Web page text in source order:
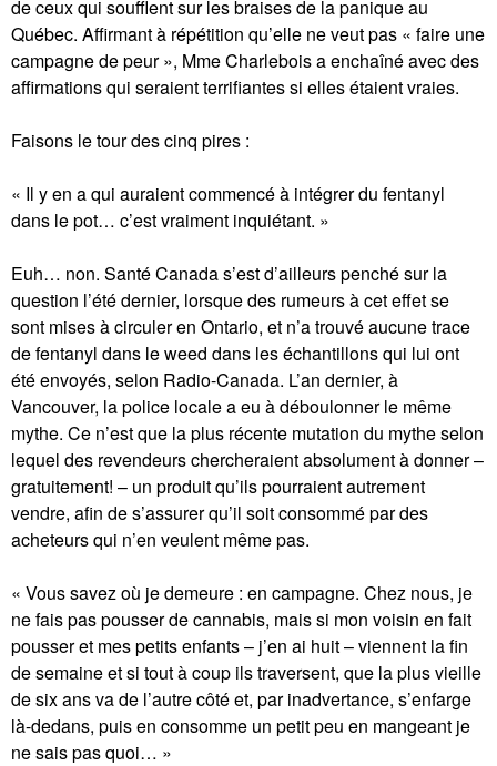
de ceux qui soufflent sur les braises de la panique au
Québec. Affirmant à répétition qu’elle ne veut pas « faire une
campagne de peur », Mme Charlebois a enchaîné avec des
affirmations qui seraient terrifiantes si elles étaient vraies.
Faisons le tour des cinq pires :
« Il y en a qui auraient commencé à intégrer du fentanyl
dans le pot… c’est vraiment inquiétant. »
Euh… non. Santé Canada s’est d’ailleurs penché sur la
question l’été dernier, lorsque des rumeurs à cet effet se
sont mises à circuler en Ontario, et n’a trouvé aucune trace
de fentanyl dans le weed dans les échantillons qui lui ont
été envoyés, selon Radio-Canada. L’an dernier, à
Vancouver, la police locale a eu à déboulonner le même
mythe. Ce n’est que la plus récente mutation du mythe selon
lequel des revendeurs chercheraient absolument à donner –
gratuitement! – un produit qu’ils pourraient autrement
vendre, afin de s’assurer qu’il soit consommé par des
acheteurs qui n’en veulent même pas.
« Vous savez où je demeure : en campagne. Chez nous, je
ne fais pas pousser de cannabis, mais si mon voisin en fait
pousser et mes petits enfants – j’en ai huit – viennent la fin
de semaine et si tout à coup ils traversent, que la plus vieille
de six ans va de l’autre côté et, par inadvertance, s’enfarge
là-dedans, puis en consomme un petit peu en mangeant je
ne sais pas quoi… »